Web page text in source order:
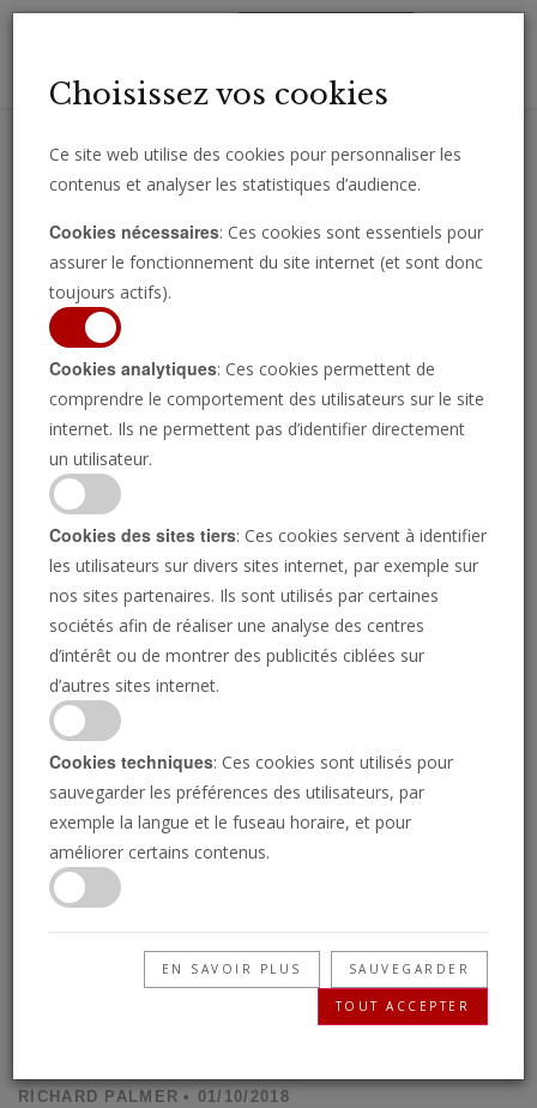
importantes directement par e-mail.
JACQUES-LOUIS DAVID
L'histoire sombre de
l'Union européenne
Les dirigeants de l'UE préféreraient que vous
l’oubliiez, mais cette histoire révèle le véritable
danger de l'Union pour le monde.
RICHARD PALMER • 01/10/2018
Choisissez vos cookies
Ce site web utilise des cookies pour personnaliser les
contenus et analyser les statistiques d’audience.
Cookies nécessaires: Ces cookies sont essentiels pour
assurer le fonctionnement du site internet (et sont donc
toujours actifs).
Cookies analytiques: Ces cookies permettent de
comprendre le comportement des utilisateurs sur le site
internet. Ils ne permettent pas d’identifier directement
un utilisateur.
Cookies des sites tiers: Ces cookies servent à identifier
les utilisateurs sur divers sites internet, par exemple sur
nos sites partenaires. Ils sont utilisés par certaines
sociétés afin de réaliser une analyse des centres
d’intérêt ou de montrer des publicités ciblées sur
d’autres sites internet.
Cookies techniques: Ces cookies sont utilisés pour
sauvegarder les préférences des utilisateurs, par
exemple la langue et le fuseau horaire, et pour
améliorer certains contenus.
EN SAVOIR PLUS SAUVEGARDER
TOUT ACCEPTER